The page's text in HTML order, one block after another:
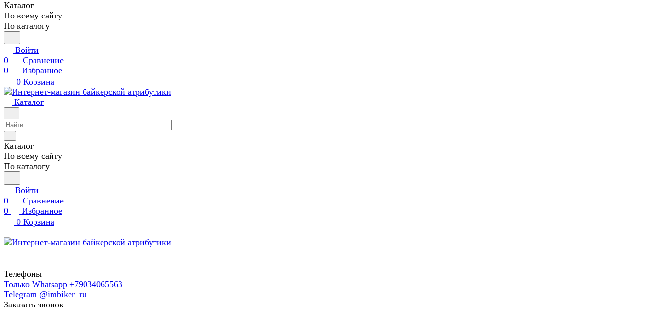
Каталог
По всему сайту
По каталогу
Войти
0
Сравнение
0
Избранное
0 Корзина
Каталог
Каталог
По всему сайту
По каталогу
Войти
0
Сравнение
0
Избранное
0 Корзина
Телефоны
Только Whatsapp +79034065563
Telegram @imbiker_ru
Заказать звонок